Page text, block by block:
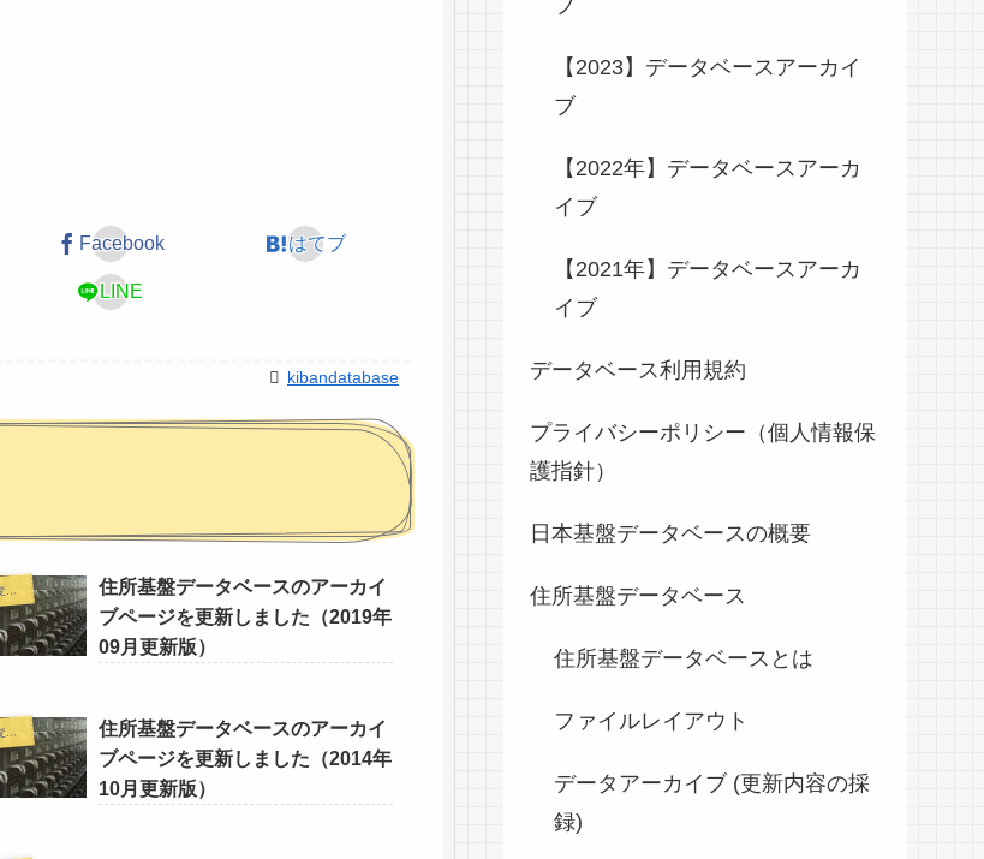
Facebook はてブ
LINE
kibandatabase
ンテンツ変更情報
住所基盤データベースのアーカイ
ブページを更新しました（2019年
09月更新版）
ンテンツ変更情報
住所基盤データベースのアーカイ
ブページを更新しました（2014年
10月更新版）
【2023】データベースアーカイ
ブ
【2022年】データベースアーカ
イブ
【2021年】データベースアーカ
イブ
データベース利用規約
プライバシーポリシー（個人情報保
護指針）
日本基盤データベースの概要
住所基盤データベース
住所基盤データベースとは
ファイルレイアウト
データアーカイブ (更新内容の採
録)